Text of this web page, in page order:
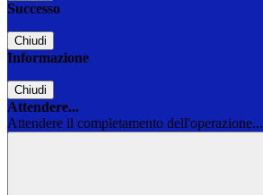
Successo
Chiudi
Informazione
Chiudi
Attendere...
Attendere il completamento dell'operazione...